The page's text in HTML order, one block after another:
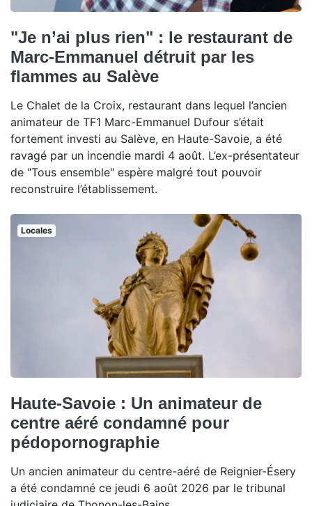
"Je n’ai plus rien" : le restaurant de
Marc-Emmanuel détruit par les
flammes au Salève
Le Chalet de la Croix, restaurant dans lequel l’ancien
animateur de TF1 Marc-Emmanuel Dufour s’était
fortement investi au Salève, en Haute-Savoie, a été
ravagé par un incendie mardi 4 août. L’ex-présentateur
de "Tous ensemble" espère malgré tout pouvoir
reconstruire l’établissement.
Locales
Haute-Savoie : Un animateur de
centre aéré condamné pour
pédopornographie
Un ancien animateur du centre-aéré de Reignier-Ésery
a été condamné ce jeudi 6 août 2026 par le tribunal